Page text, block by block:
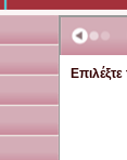
για Βάπτιση